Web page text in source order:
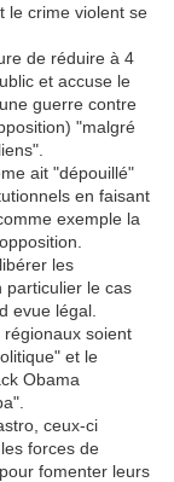
le crime violent se
de réduire à 4
et accuse le
guerre contre
"malgré
ait "dépouillé"
en faisant
exemple la
les
particulier le cas
evue légal.
soient
et le
Obama
ceux-ci
forces de
fomenter leurs